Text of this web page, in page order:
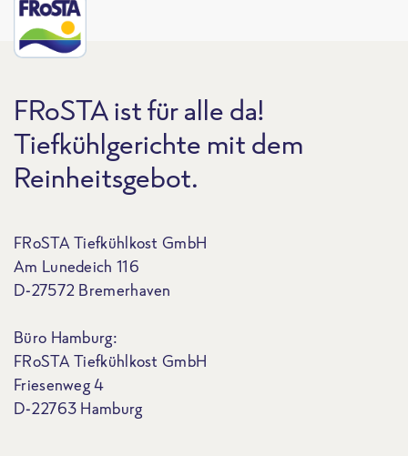
FRoSTA ist für alle da!
Tiefkühlgerichte mit dem
Reinheitsgebot.
FRoSTA Tiefkühlkost GmbH
Am Lunedeich 116
D-27572 Bremerhaven
Büro Hamburg:
FRoSTA Tiefkühlkost GmbH
Friesenweg 4
D-22763 Hamburg